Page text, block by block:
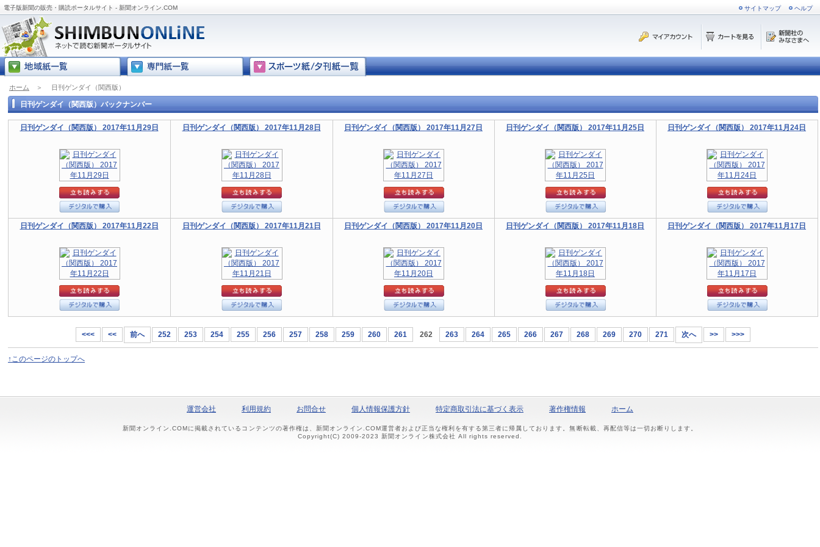
電子版新聞の販売・購読ポータルサイト - 新聞オンライン.COM サイトマップ ヘルプ
ホーム ＞ 日刊ゲンダイ（関西版）
日刊ゲンダイ（関西版）バックナンバー
日刊ゲンダイ（関西版） 2017年11月29日 日刊ゲンダイ（関西版） 2017年11月28日 日刊ゲンダイ（関西版） 2017年11月27日 日刊ゲンダイ（関西版） 2017年11月25日 日刊ゲンダイ（関西版） 2017年11月24日
日刊ゲンダイ（関西版） 2017年11月22日 日刊ゲンダイ（関西版） 2017年11月21日 日刊ゲンダイ（関西版） 2017年11月20日 日刊ゲンダイ（関西版） 2017年11月18日 日刊ゲンダイ（関西版） 2017年11月17日
<<< << 前へ 252 253 254 255 256 257 258 259 260 261 262 263 264 265 266 267 268 269 270 271 次へ >> >>>
↑このページのトップへ
運営会社 利用規約 お問合せ 個人情報保護方針 特定商取引法に基づく表示 著作権情報 ホーム
新聞オンライン.COMに掲載されているコンテンツの著作権は、新聞オンライン.COM運営者および正当な権利を有する第三者に帰属しております。無断転載、再配信等は一切お断りします。
Copyright(C) 2009-2023 新聞オンライン株式会社 All rights reserved.